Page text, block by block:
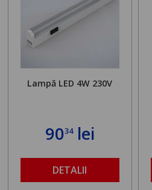
Lampă LED 4W 230V
9034lei
DETALII